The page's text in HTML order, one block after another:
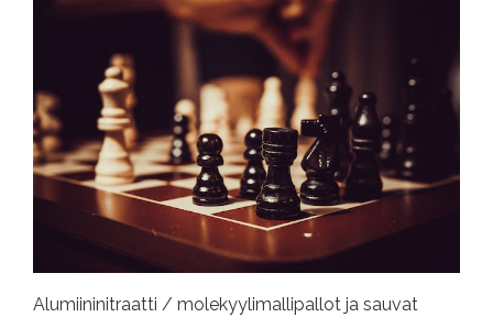
Alumiininitraatti / molekyylimallipallot ja sauvat